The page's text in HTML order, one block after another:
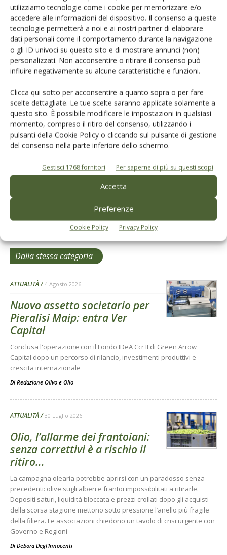
utilizziamo tecnologie come i cookie per memorizzare e/o
accedere alle informazioni del dispositivo. Il consenso a queste
tecnologie permetterà a noi e ai nostri partner di elaborare
dati personali come il comportamento durante la navigazione
o gli ID univoci su questo sito e di mostrare annunci (non)
personalizzati. Non acconsentire o ritirare il consenso può
influire negativamente su alcune caratteristiche e funzioni.
Clicca qui sotto per acconsentire a quanto sopra o per fare
scelte dettagliate. Le tue scelte saranno applicate solamente a
questo sito. È possibile modificare le impostazioni in qualsiasi
momento, compreso il ritiro del consenso, utilizzando i
pulsanti della Cookie Policy o cliccando sul pulsante di gestione
del consenso nella parte inferiore dello schermo.
Gestisci 1768 fornitori Per saperne di più su questi scopi
Accetta
Preferenze
Cookie Policy Privacy Policy
Un modo semplice per cercare un'azienda o un
prodotto!
Cerca adesso
L'Esperto risponde
I consigli di Terra e Vita agli agricoltori
Cerca adesso
Dalla stessa categoria
ATTUALITÀ 4 Agosto 2026
Nuovo assetto societario per
Pieralisi Maip: entra Ver
Capital
Conclusa l'operazione con il Fondo IDeA Ccr II di Green Arrow
Capital dopo un percorso di rilancio, investimenti produttivi e
crescita internazionale
Di Redazione Olivo e Olio
ATTUALITÀ 30 Luglio 2026
Olio, l’allarme dei frantoiani:
senza correttivi è a rischio il
ritiro...
La campagna olearia potrebbe aprirsi con un paradosso senza
precedenti: olive sugli alberi e frantoi impossibilitati a ritirarle.
Depositi saturi, liquidità bloccata e prezzi crollati dopo gli acquisti
della scorsa stagione mettono sotto pressione l’anello più fragile
della filiera. Le associazioni chiedono un tavolo di crisi urgente con
Governo e Regioni
Di Debora Degl’Innocenti